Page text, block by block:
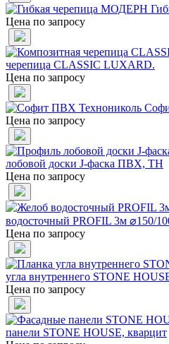
Цена по запросу
черепица CLASSIC LUXARD.
Цена по запросу
Цена по запросу
лобовой доски J-фаска ПВХ, ТН
Цена по запросу
водосточный PROFIL 3м ⌀150/
Цена по запросу
угла внутреннего STONE
Цена по запросу
панели STONE HOUSE, кварцит